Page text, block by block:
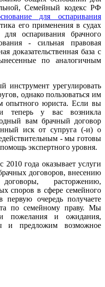
Семейный кодекс РФ
для оспаривания
его применения в судах
оспаривания брачного
- сильная правовая
доказательственная база с
по аналогичным
инструмент урегулировать
однако пользоваться им
опытного юриста. Если вы
теперь у вас возникла
вам брачный договор
иск от супруга (-и) о
- мы готовы
экспертного уровня.
года оказывает услуги
договоров, внесению
расторжению,
споров в сфере семейного
очередь получаете
по семейному праву. Мы
пожелания и ожидания,
и предложим возможное